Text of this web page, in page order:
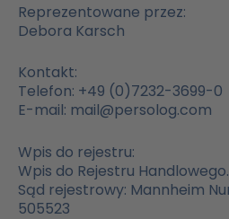
Reprezentowane przez:
Debora Karsch
Kontakt:
Telefon: +49 (0)7232-3699-0
E-mail: mail@persolog.com
Wpis do rejestru:
Wpis do Rejestru Handlowego.
Sąd rejestrowy: Mannheim
505523